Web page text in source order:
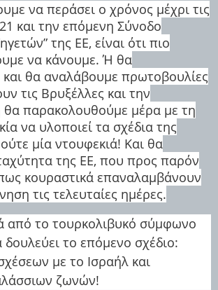
να περάσει ο χρόνος μέχρι τις
και την επόμενη Σύνοδο
της ΕΕ, είναι ότι πιο
να κάνουμε. Ή θα
θα αναλάβουμε πρωτοβουλίες
τις Βρυξέλλες και την
θα παρακολουθούμε μέρα με τη
να υλοποιεί τα σχέδια της
μία ντουφεκιά! Και θα
της ΕΕ, που προς παρόν
κουραστικά επαναλαμβάνουν
τις τελευταίες ημέρες.
από το τουρκολιβυκό σύμφωνο
δουλεύει το επόμενο σχέδιο:
με το Ισραήλ και
ζωνών!